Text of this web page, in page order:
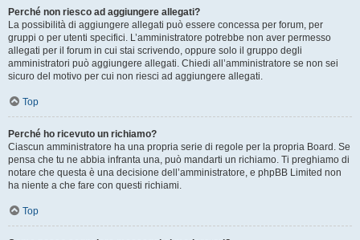
Perché non riesco ad aggiungere allegati?
La possibilità di aggiungere allegati può essere concessa per forum, per
gruppi o per utenti specifici. L’amministratore potrebbe non aver permesso
allegati per il forum in cui stai scrivendo, oppure solo il gruppo degli
amministratori può aggiungere allegati. Chiedi all’amministratore se non sei
sicuro del motivo per cui non riesci ad aggiungere allegati.
Top
Perché ho ricevuto un richiamo?
Ciascun amministratore ha una propria serie di regole per la propria Board. Se
pensa che tu ne abbia infranta una, può mandarti un richiamo. Ti preghiamo di
notare che questa è una decisione dell’amministratore, e phpBB Limited non
ha niente a che fare con questi richiami.
Top